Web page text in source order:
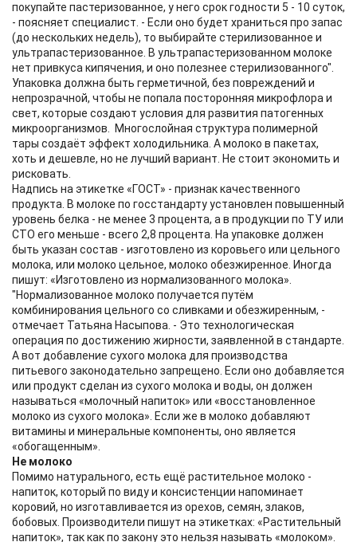
покупайте пастеризованное, у него срок годности 5 - 10 суток,
- поясняет специалист. - Если оно будет храниться про запас
(до нескольких недель), то выбирайте стерилизованное и
ультрапастеризованное. В ультрапастеризованном молоке
нет привкуса кипячения, и оно полезнее стерилизованного".
Упаковка должна быть герметичной, без повреждений и
непрозрачной, чтобы не попала посторонняя микрофлора и
свет, которые создают условия для развития патогенных
микроорганизмов. Многослойная структура полимерной
тары создаёт эффект холодильника. А молоко в пакетах,
хоть и дешевле, но не лучший вариант. Не стоит экономить и
рисковать.
Надпись на этикетке «ГОСТ» - признак качественного
продукта. В молоке по госстандарту установлен повышенный
уровень белка - не менее 3 процента, а в продукции по ТУ или
СТО его меньше - всего 2,8 процента. На упаковке должен
быть указан состав - изготовлено из коровьего или цельного
молока, или молоко цельное, молоко обезжиренное. Иногда
пишут: «Изготовлено из нормализованного молока».
"Нормализованное молоко получается путём
комбинирования цельного со сливками и обезжиренным, -
отмечает Татьяна Насыпова. - Это технологическая
операция по достижению жирности, заявленной в стандарте.
А вот добавление сухого молока для производства
питьевого законодательно запрещено. Если оно добавляется
или продукт сделан из сухого молока и воды, он должен
называться «молочный напиток» или «восстановленное
молоко из сухого молока». Если же в молоко добавляют
витамины и минеральные компоненты, оно является
«обогащенным».
Не молоко
Помимо натурального, есть ещё растительное молоко -
напиток, который по виду и консистенции напоминает
коровий, но изготавливается из орехов, семян, злаков,
бобовых. Производители пишут на этикетках: «Растительный
напиток», так как по закону это нельзя называть «молоком».